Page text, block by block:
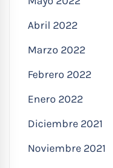
Abril 2022
Marzo 2022
Febrero 2022
Enero 2022
Diciembre 2021
Noviembre 2021